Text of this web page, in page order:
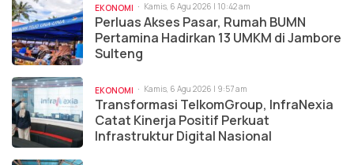
EKONOMI Kamis, 6 Agu 2026 | 10:42 am
Perluas Akses Pasar, Rumah BUMN
Pertamina Hadirkan 13 UMKM di Jambore
Sulteng
EKONOMI Kamis, 6 Agu 2026 | 9:57 am
Transformasi TelkomGroup, InfraNexia
Catat Kinerja Positif Perkuat
Infrastruktur Digital Nasional